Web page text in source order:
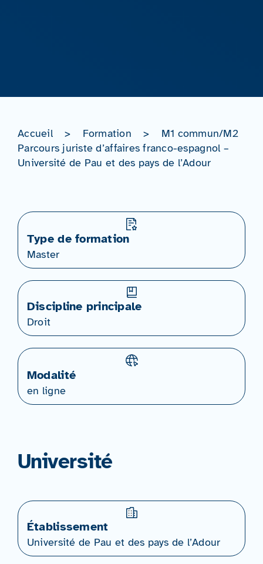
Accueil > Formation >
M1 commun/M2
Parcours juriste d’affaires franco-espagnol –
Université de Pau et des pays de l’Adour
Type de formation
Master
Discipline principale
Droit
Modalité
en ligne
Université
Établissement
Université de Pau et des pays de l’Adour